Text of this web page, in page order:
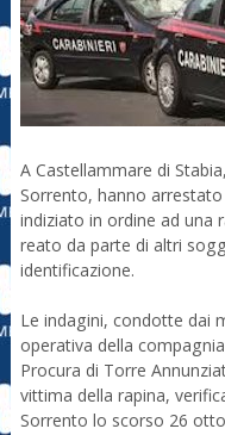
A Castellammare di
Sorrento, hanno
indiziato in ordine ad una
reato da parte di altri
identificazione.
Le indagini, condotte dai
operativa della
Procura di Torre
vittima della rapina,
Sorrento lo scorso 26